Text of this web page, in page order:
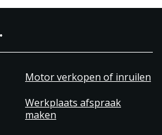
Motor verkopen of inruilen
Werkplaats afspraak
maken